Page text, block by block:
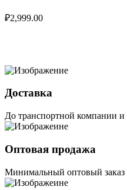
₽2,999.00
Доставка
До транспортной компании и
Оптовая продажа
Минимальный оптовый заказ